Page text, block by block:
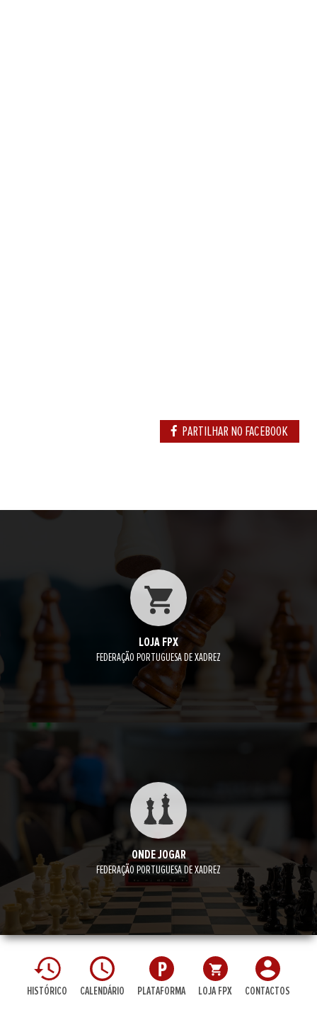
PARTILHAR NO FACEBOOK
LOJA FPX
FEDERAÇÃO PORTUGUESA DE XADREZ
ONDE JOGAR
FEDERAÇÃO PORTUGUESA DE XADREZ
HISTÓRICO CALENDÁRIO PLATAFORMA LOJA FPX CONTACTOS